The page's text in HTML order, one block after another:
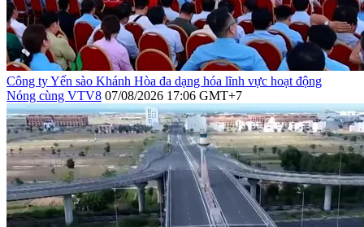
Công ty Yến sào Khánh Hòa đa dạng hóa lĩnh vực hoạt động
Nóng cùng VTV8 07/08/2026 17:06 GMT+7